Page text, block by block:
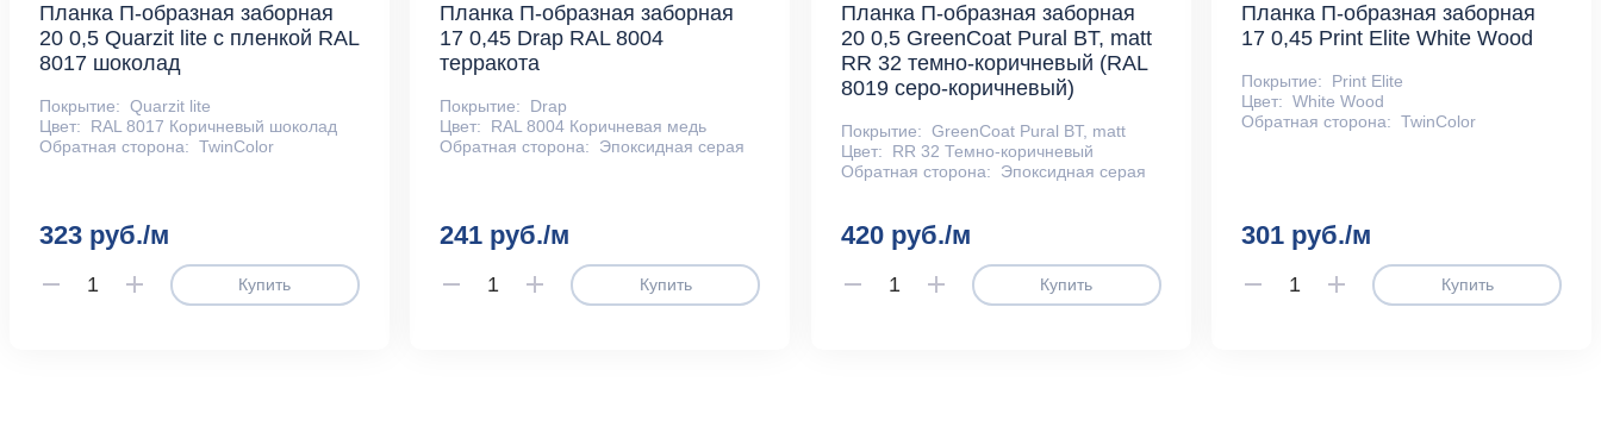
Планка П-образная заборная
20 0,5 Quarzit lite с пленкой RAL
8017 шоколад
Покрытие: Quarzit lite
Цвет:
RAL 8017 Коричневый шоколад
Обратная сторона: TwinColor
323 руб./м
Купить
Планка П-образная заборная
17 0,45 Drap RAL 8004
терракота
Покрытие:
Drap
Цвет:
RAL 8004 Коричневая медь
Обратная сторона:
Эпоксидная серая
241 руб./м
Купить
Планка П-образная заборная
20 0,5 GreenCoat Pural BT, matt
RR 32 темно-коричневый (RAL
8019 серо-коричневый)
Покрытие: GreenCoat Pural BT, matt
Цвет:
RR 32 Темно-коричневый
Обратная сторона:
Эпоксидная серая
420 руб./м
Купить
Планка П-образная заборная
17 0,45 Print Elite White Wood
Покрытие:
Print Elite
Цвет: White Wood
Обратная сторона: TwinColor
301 руб./м
Купить